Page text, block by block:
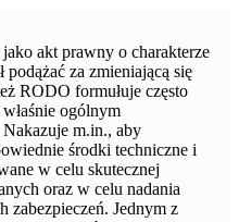
akt prawny o charakterze
za zmieniającą się
RODO formułuje często
ogólnym
m.in., aby
środki techniczne i
w celu skutecznej
oraz w celu nadania
zabezpieczeń. Jednym z